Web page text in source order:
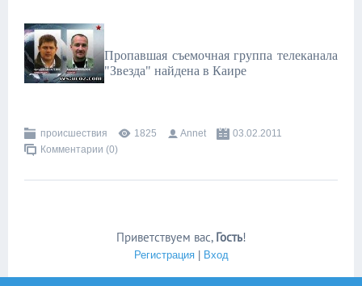
Пропавшая съемочная группа телеканала
"Звезда" найдена в Каире
происшествия 1825 Annet
03.02.2011
Комментарии (0)
Приветствуем вас, Гость!
Регистрация| Вход